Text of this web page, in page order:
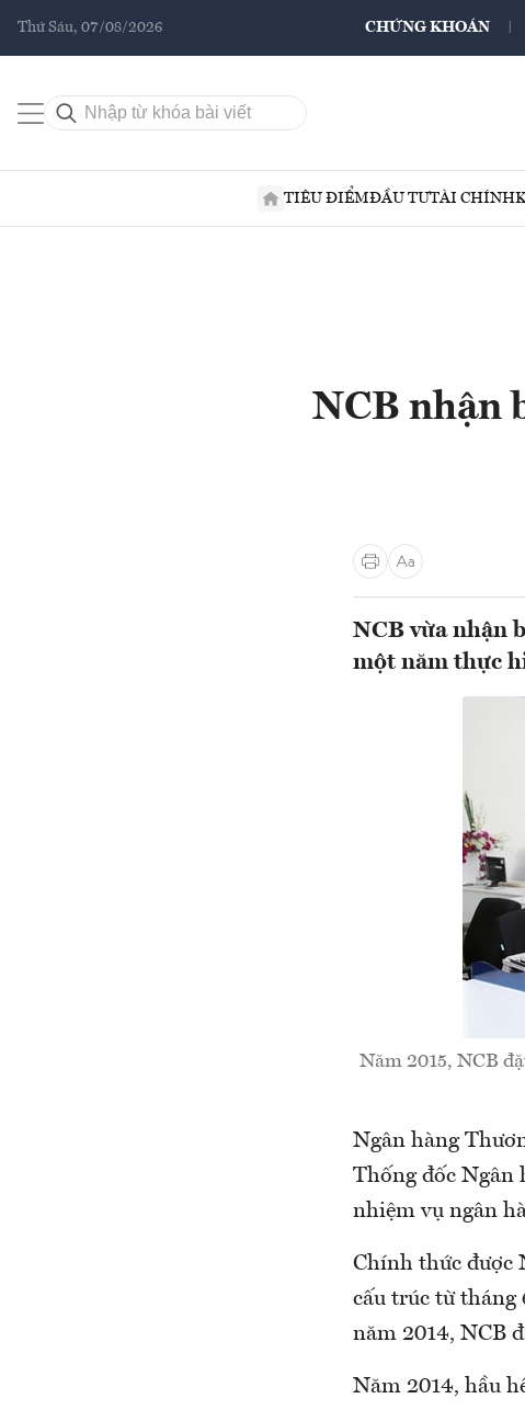
Thứ Sáu, 07/08/2026 CHỨNG KHOÁN
TIÊU ĐIỂMĐẦU TƯTÀI CHÍNH
NCB nhận
NCB vừa nhận
một năm thực
Năm 2015, NCB
Ngân hàng
Thống đốc Ngân
nhiệm vụ ngân
Chính thức được
cấu trúc từ tháng
năm 2014, NCB
Năm 2014, hầu